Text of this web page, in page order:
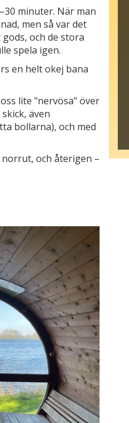
minuter. När man
men så var det
och de stora
spela igen.
en helt okej bana
lite "nervösa" över
även
bollarna), och med
och återigen –